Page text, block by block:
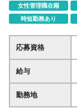
女性管理職在籍
時短勤務あり
応募資格
給与
勤務地